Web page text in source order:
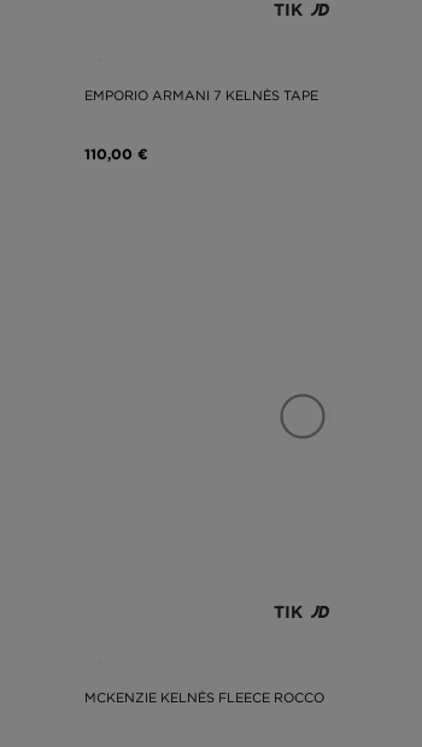
TIK
EMPORIO ARMANI 7 KELNĖS TAPE
110,00 €
TIK
MCKENZIE KELNĖS FLEECE ROCCO